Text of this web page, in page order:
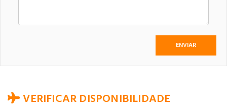
VERIFICAR DISPONIBILIDADE